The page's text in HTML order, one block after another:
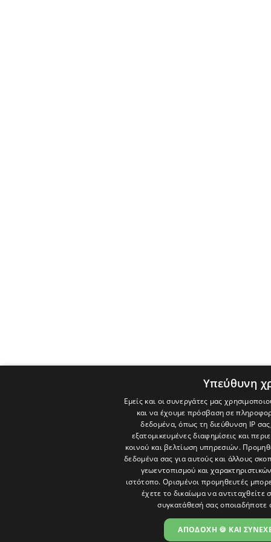
Υπεύθυνη
Εμείς και οι συνεργάτες μας
και να έχουμε πρόσβαση σε
δεδομένα, όπως τη διεύθυνση IP
εξατομικευμένες διαφημίσεις και
κοινού και βελτίωση υπηρεσιών.
δεδομένα σας για αυτούς και άλλους
γεωεντοπισμού και
ιστότοπο. Ορισμένοι προμηθευτές
έχετε το δικαίωμα να αντιταχθείτε
συγκατάθεσή σας οποιαδήποτε
ΑΠΟΔΟΧΗ 🍪 ΚΑΙ